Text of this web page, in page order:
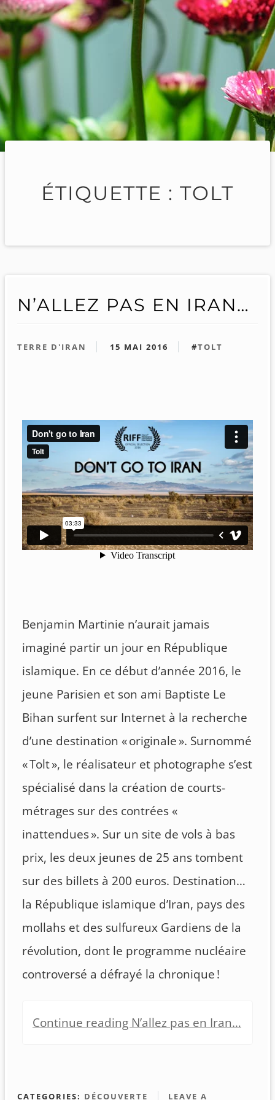
ÉTIQUETTE : TOLT
N’ALLEZ PAS EN IRAN…
TERRE D'IRAN 15 MAI 2016 #TOLT
Benjamin Martinie n’aurait jamais
imaginé partir un jour en République
islamique. En ce début d’année 2016, le
jeune Parisien et son ami Baptiste Le
Bihan surfent sur Internet à la recherche
d’une destination « originale ». Surnommé
« Tolt », le réalisateur et photographe s’est
spécialisé dans la création de courts-
métrages sur des contrées «
inattendues ». Sur un site de vols à bas
prix, les deux jeunes de 25 ans tombent
sur des billets à 200 euros. Destination…
la République islamique d’Iran, pays des
mollahs et des sulfureux Gardiens de la
révolution, dont le programme nucléaire
controversé a défrayé la chronique !
Continue reading N’allez pas en Iran…
CATEGORIES: DÉCOUVERTE LEAVE A